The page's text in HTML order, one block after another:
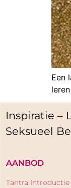
Een
Inspiratie –
Seksueel
AANBOD
Tantra Introductie